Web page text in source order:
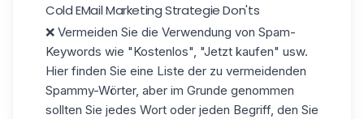
Cold EMail Marketing Strategie Don'ts
❌ Vermeiden Sie die Verwendung von Spam-
Keywords wie "Kostenlos", "Jetzt kaufen" usw.
Hier finden Sie eine Liste der zu vermeidenden
Spammy-Wörter, aber im Grunde genommen
sollten Sie jedes Wort oder jeden Begriff, den Sie